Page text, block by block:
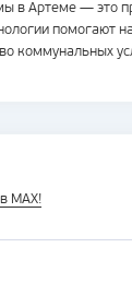
в Артеме — это
помогают
коммунальных
MAX!